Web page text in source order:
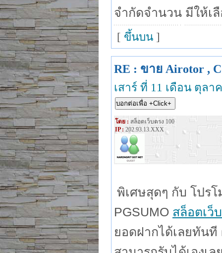
จำกัดจำนวน มีให้เ
[ ขึ้นบน ]
RE : ขาย Airotor ,
เสาร์ ที่ 11 เดือน ตุลา
โดย : สล็อตเว็บตรง 100
IP : 202.93.13.XXX
พิเศษสุดๆ กับ โปร
PGSUMO สล็อตเว็
ยอดฝากได้เลยทันที